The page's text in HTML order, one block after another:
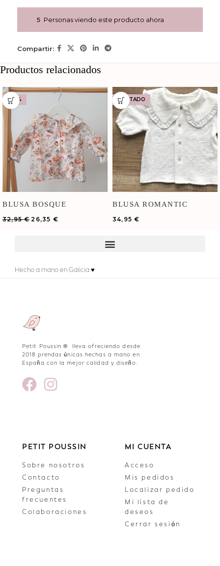
5 Personas viendo este producto ahora
Compartir:
Productos relacionados
-20%
BLUSA BOSQUE
32,95€ 26,35 €
AGOTADO
BLUSA ROMANTIC
34,95€
Hecho a mano en Galicia ♥
Petit Poussin ® lleva ofreciendo desde
2018 prendas únicas hechas a mano en
España con la mejor calidad y diseño.
PETIT POUSSIN
Sobre nosotros
Contacto
Preguntas
frecuentes
Colaboraciones
MI CUENTA
Acceso
Mis pedidos
Localizar pedido
Mi lista de
deseos
Cerrar sesión